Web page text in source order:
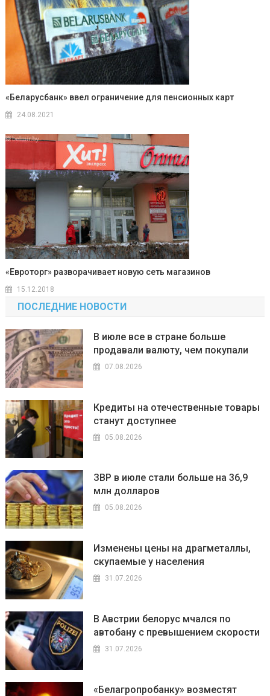
«Беларусбанк» ввел ограничение для пенсионных карт
24.08.2021
«Евроторг» разворачивает новую сеть магазинов
15.12.2018
ПОСЛЕДНИЕ НОВОСТИ
В июле все в стране больше
продавали валюту, чем покупали
07.08.2026
Кредиты на отечественные товары
станут доступнее
05.08.2026
ЗВР в июле стали больше на 36,9
млн долларов
05.08.2026
Изменены цены на драгметаллы,
скупаемые у населения
31.07.2026
В Австрии белорус мчался по
автобану с превышением скорости
31.07.2026
«Белагропробанку» возместят